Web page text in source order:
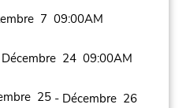
7 09:00AM
24 09:00AM
25 - Décembre 26